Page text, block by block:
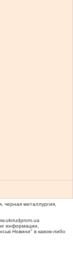
черная металлургия,
информации,
Новини" в каком-либо